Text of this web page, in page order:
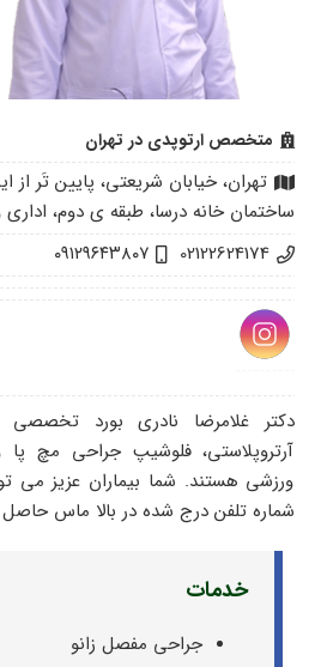
متخصص ارتوپدی در تهران
تهران، خیابان شريعتى، پايين تَر از
ساختمان خانه درسا، طبقه ى دوم، ادارى
02122624174
۰۹۱۲۹۶۴۳۸۰۷
دکتر غلامرضا نادری بورد تخصصی
آرتروپلاستی، فلوشیپ جراحی مچ
ورزشی هستند. شما بیماران عزیز می
شماره تلفن درج شده در بالا ماس حاصل
خدمات
جراحی مفصل زانو